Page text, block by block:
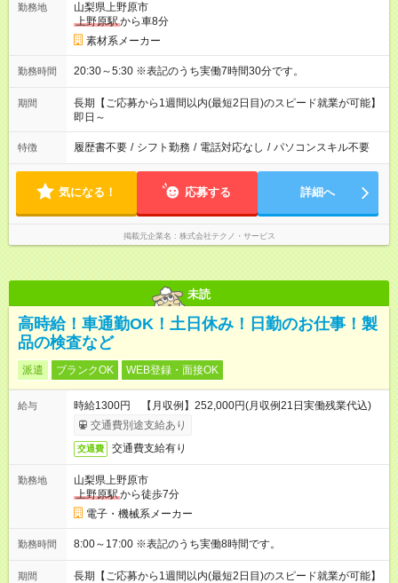
勤務地
山梨県上野原市
上野原駅から車8分
素材系メーカー
勤務時間 20:30～5:30 ※表記のうち実働7時間30分です。
期間
長期【ご応募から1週間以内(最短2日目)のスピード就業が可能】
即日～
特徴 履歴書不要 / シフト勤務 / 電話対応なし / パソコンスキル不要
気になる！ 応募する 詳細へ
掲載元企業名 株式会社テクノ・サービス
未読
高時給！車通勤OK！土日休み！日勤のお仕事！製
品の検査など
派遣 ブランクOK WEB登録・面接OK
給与
時給1300円 【月収例】252,000円(月収例21日実働残業代込)
交通費別途支給あり
交通費 交通費支給有り
勤務地
山梨県上野原市
上野原駅から徒歩7分
電子・機械系メーカー
勤務時間 8:00～17:00 ※表記のうち実働8時間です。
期間
長期【ご応募から1週間以内(最短2日目)のスピード就業が可能】